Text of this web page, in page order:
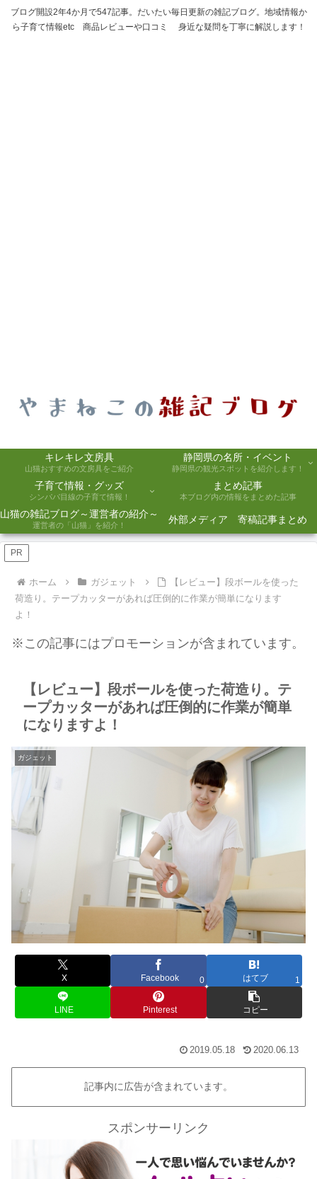
ブログ開設2年4か月で547記事。だいたい毎日更新の雑記ブログ。地域情報か
ら子育て情報etc 商品レビューや口コミ 身近な疑問を丁寧に解説します！
キレキレ文房具
山猫おすすめの文房具をご紹介
静岡県の名所・イベント
静岡県の観光スポットを紹介します！
子育て情報・グッズ
シンパパ目線の子育て情報！
まとめ記事
本ブログ内の情報をまとめた記事
山猫の雑記ブログ～運営者の紹介～
運営者の「山猫」を紹介！ 外部メディア 寄稿記事まとめ
PR
ホーム ガジェット
【レビュー】段ボールを使った
荷造り。テープカッターがあれば圧倒的に作業が簡単になります
よ！
※この記事にはプロモーションが含まれています。
【レビュー】段ボールを使った荷造り。テ
ープカッターがあれば圧倒的に作業が簡単
になりますよ！
ガジェット
X Facebook 0 はてブ 1
LINE Pinterest コピー
2019.05.18 2020.06.13
記事内に広告が含まれています。
スポンサーリンク